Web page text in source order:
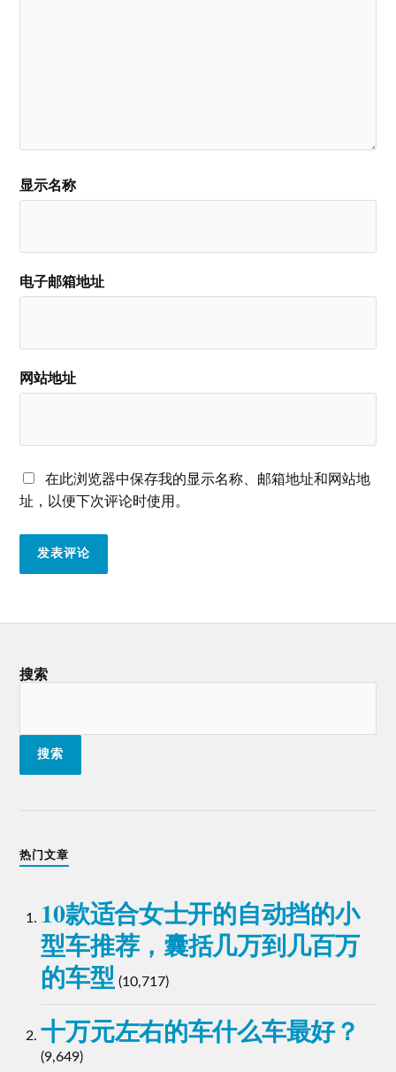
显示名称
电子邮箱地址
网站地址
在此浏览器中保存我的显示名称、邮箱地址和网站地
址，以便下次评论时使用。
搜索
搜索
热门文章
10款适合女士开的自动挡的小
型车推荐，囊括几万到几百万
的车型 (10,717)
十万元左右的车什么车最好？
(9,649)